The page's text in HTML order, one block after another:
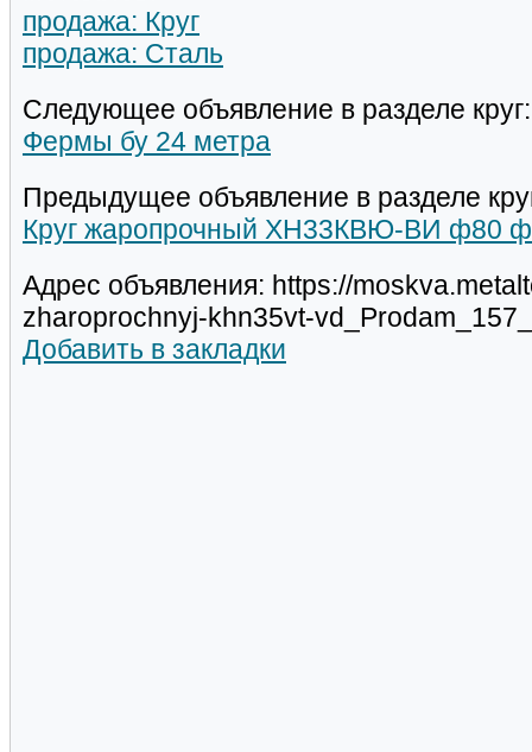
продажа: Круг
продажа: Сталь
Следующее объявление в разделе круг:
Фермы бу 24 метра
Предыдущее объявление в разделе
Круг жаропрочный ХН33КВЮ-ВИ ф80
Адрес объявления: https://
zharoprochnyj-khn35vt-
Добавить в закладки